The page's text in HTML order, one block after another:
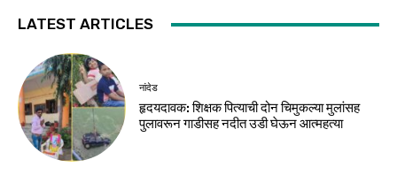
LATEST ARTICLES
नांदेड
हृदयदावक: शिक्षक पित्याची दोन चिमुकल्या मुलांसह
पुलावरून गाडीसह नदीत उडी घेऊन आत्महत्या